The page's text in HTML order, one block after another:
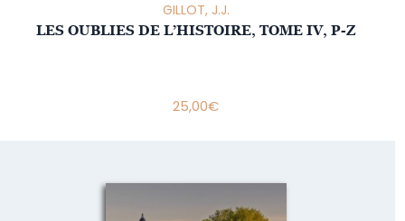
GILLOT, J.J.
LES OUBLIES DE L’HISTOIRE, TOME IV, P-Z
25,00€